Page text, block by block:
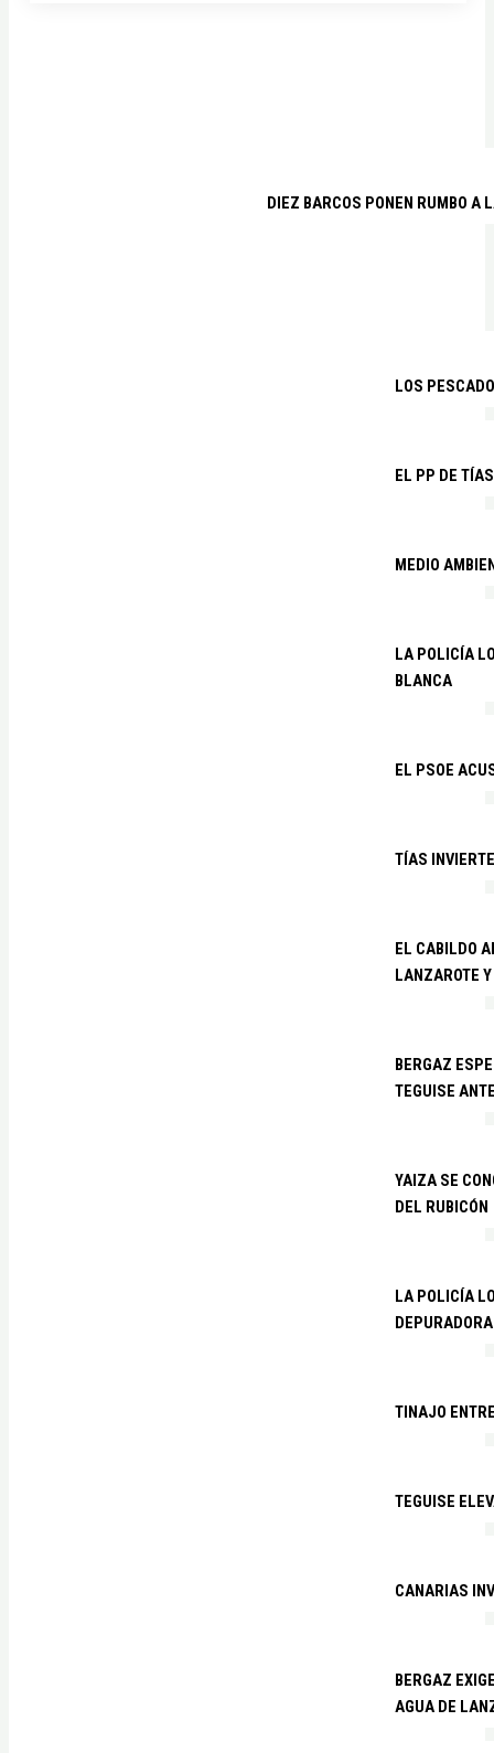
DIEZ BARCOS PONEN RUMBO A
LOS
EL PP DE
MEDIO
LA POLICÍA
BLANCA
EL PSOE
TÍAS
EL CABILDO
LANZAROTE
BERGAZ
TEGUISE
YAIZA SE
DEL RUBICÓN
LA POLICÍA
TINAJO
TEGUISE
CANARIAS
BERGAZ
AGUA DE